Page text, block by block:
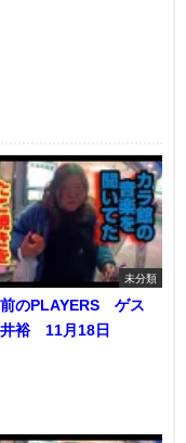
未分類
のPLAYERS ゲス
井裕 11月18日